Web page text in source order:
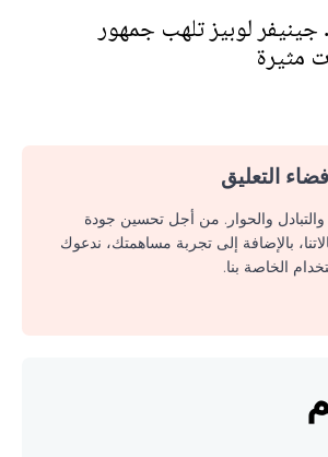
جينيفر لوبيز تلهب جمهور
مثيرة
التعليق
والحوار. من أجل تحسين جودة
بالإضافة إلى تجربة مساهمتك، ندعوك
الخاصة بنا.